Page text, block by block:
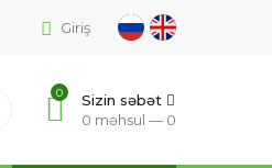
Giriş
0
Sizin səbət
0 məhsul — 0